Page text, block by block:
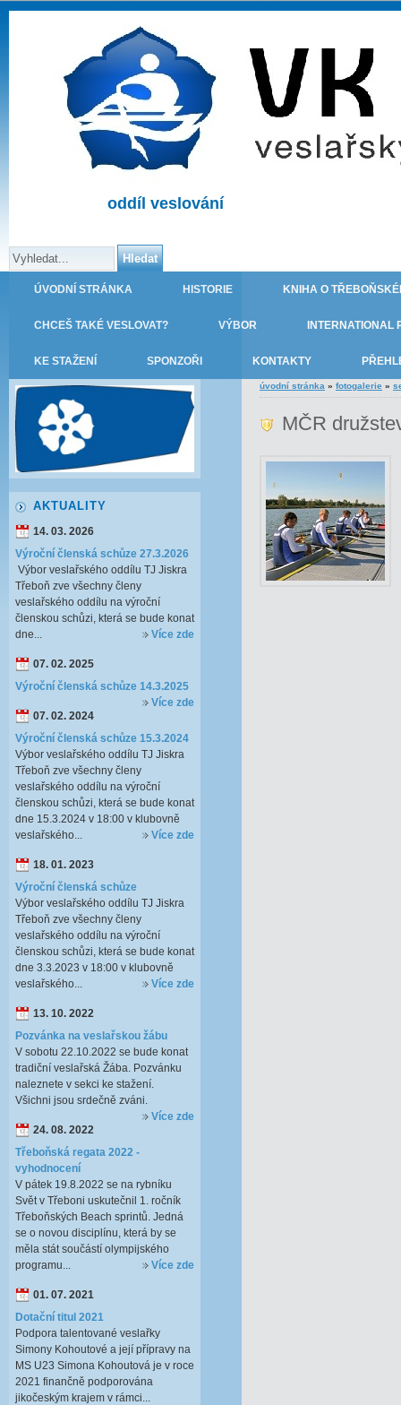
oddíl veslování
ÚVODNÍ STRÁNKA HISTORIE KNIHA O
CHCEŠ TAKÉ VESLOVAT? VÝBOR INTERNATIONAL
KE STAŽENÍ SPONZOŘI KONTAKTY
úvodní stránka » fotogalerie »
MČR
AKTUALITY
14. 03. 2026
Výroční členská schůze 27.3.2026
Výbor veslařského oddílu TJ Jiskra
Třeboň zve všechny členy
veslařského oddílu na výroční
členskou schůzi, která se bude konat
dne...
Více zde
07. 02. 2025
Výroční členská schůze 14.3.2025
Více zde
07. 02. 2024
Výroční členská schůze 15.3.2024
Výbor veslařského oddílu TJ Jiskra
Třeboň zve všechny členy
veslařského oddílu na výroční
členskou schůzi, která se bude konat
dne 15.3.2024 v 18:00 v klubovně
veslařského...
Více zde
18. 01. 2023
Výroční členská schůze
Výbor veslařského oddílu TJ Jiskra
Třeboň zve všechny členy
veslařského oddílu na výroční
členskou schůzi, která se bude konat
dne 3.3.2023 v 18:00 v klubovně
veslařského...
Více zde
13. 10. 2022
Pozvánka na veslařskou žábu
V sobotu 22.10.2022 se bude konat
tradiční veslařská Žába. Pozvánku
naleznete v sekci ke stažení.
Všichni jsou srdečně zváni.
Více zde
24. 08. 2022
Třeboňská regata 2022 -
vyhodnocení
V pátek 19.8.2022 se na rybníku
Svět v Třeboni uskutečnil 1. ročník
Třeboňských Beach sprintů. Jedná
se o novou disciplínu, která by se
měla stát součástí olympijského
programu...
Více zde
01. 07. 2021
Dotační titul 2021
Podpora talentované veslařky
Simony Kohoutové a její přípravy na
MS U23 Simona Kohoutová je v roce
2021 finančně podporována
jikočeským krajem v rámci...